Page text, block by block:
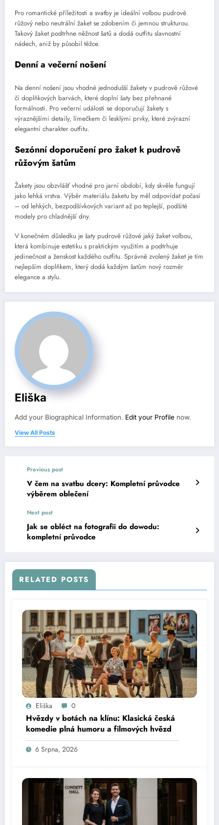
Pro romantické příležitosti a svatby je ideální volbou pudrově
růžový nebo neutrální žaket se zdobením či jemnou strukturou.
Takový žaket podtrhne něžnost šatů a dodá outfitu slavnostní
nádech, aniž by působil těžce.
Denní a večerní nošení
Na denní nošení jsou vhodné jednodušší žakety v pudrově růžové
či doplňkových barvách, které doplní šaty bez přehnané
formálnosti. Pro večerní události se doporučují žakety s
výraznějšími detaily, límečkem či lesklými prvky, které zvýrazní
elegantní charakter outfitu.
Sezónní doporučení pro žaket k pudrově
růžovým šatům
Žakety jsou obzvlášť vhodné pro jarní období, kdy skvěle fungují
jako lehká vrstva. Výběr materiálu žaketu by měl odpovídat počasí
– od lehkých, bezpodšívkových variant až po teplejší, podšité
modely pro chladnější dny.
V konečném důsledku je šaty pudrově růžové jaký žaket volbou,
která kombinuje estetiku s praktickým využitím a podtrhuje
jedinečnost a ženskost každého outfitu. Správně zvolený žaket je tím
nejlepším doplňkem, který dodá každým šatům nový rozměr
elegance a stylu.
Eliška
Add your Biographical Information. Edit your Profile now.
View All Posts
Previous post
V čem na svatbu dcery: Kompletní průvodce
výběrem oblečení
Next post
Jak se obléct na fotografii do dowodu:
kompletní průvodce
RELATED POSTS
Eliška 0
Hvězdy v botách na klínu: Klasická česká
komedie plná humoru a filmových hvězd
6 Srpna, 2026